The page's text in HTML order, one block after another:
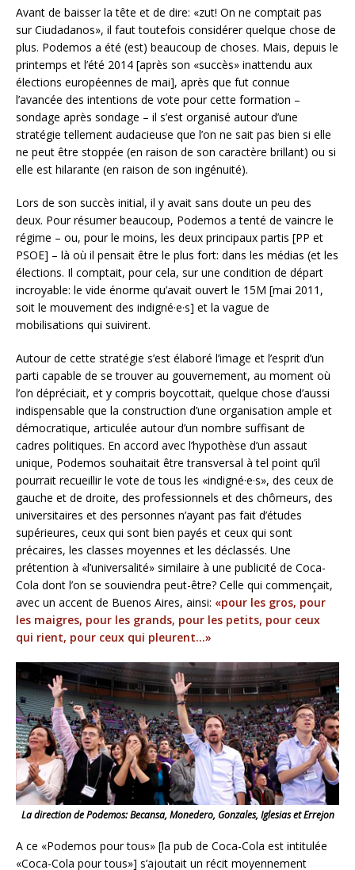
Avant de baisser la tête et de dire: «zut! On ne comptait pas
sur Ciudadanos», il faut toutefois considérer quelque chose de
plus. Podemos a été (est) beaucoup de choses. Mais, depuis le
printemps et l’été 2014 [après son «succès» inattendu aux
élections européennes de mai], après que fut connue
l’avancée des intentions de vote pour cette formation –
sondage après sondage – il s’est organisé autour d’une
stratégie tellement audacieuse que l’on ne sait pas bien si elle
ne peut être stoppée (en raison de son caractère brillant) ou si
elle est hilarante (en raison de son ingénuité).
Lors de son succès initial, il y avait sans doute un peu des
deux. Pour résumer beaucoup, Podemos a tenté de vaincre le
régime – ou, pour le moins, les deux principaux partis [PP et
PSOE] – là où il pensait être le plus fort: dans les médias (et les
élections. Il comptait, pour cela, sur une condition de départ
incroyable: le vide énorme qu’avait ouvert le 15M [mai 2011,
soit le mouvement des indigné·e·s] et la vague de
mobilisations qui suivirent.
Autour de cette stratégie s’est élaboré l’image et l’esprit d’un
parti capable de se trouver au gouvernement, au moment où
l’on dépréciait, et y compris boycottait, quelque chose d’aussi
indispensable que la construction d’une organisation ample et
démocratique, articulée autour d’un nombre suffisant de
cadres politiques. En accord avec l’hypothèse d’un assaut
unique, Podemos souhaitait être transversal à tel point qu’il
pourrait recueillir le vote de tous les «indigné·e·s», des ceux de
gauche et de droite, des professionnels et des chômeurs, des
universitaires et des personnes n’ayant pas fait d’études
supérieures, ceux qui sont bien payés et ceux qui sont
précaires, les classes moyennes et les déclassés. Une
prétention à «l’universalité» similaire à une publicité de Coca-
Cola dont l’on se souviendra peut-être? Celle qui commençait,
avec un accent de Buenos Aires, ainsi: «pour les gros, pour
les maigres, pour les grands, pour les petits, pour ceux
qui rient, pour ceux qui pleurent…»
La direction de Podemos: Becansa, Monedero, Gonzales, Iglesias et Errejon
A ce «Podemos pour tous» [la pub de Coca-Cola est intitulée
«Coca-Cola pour tous»] s’ajoutait un récit moyennement